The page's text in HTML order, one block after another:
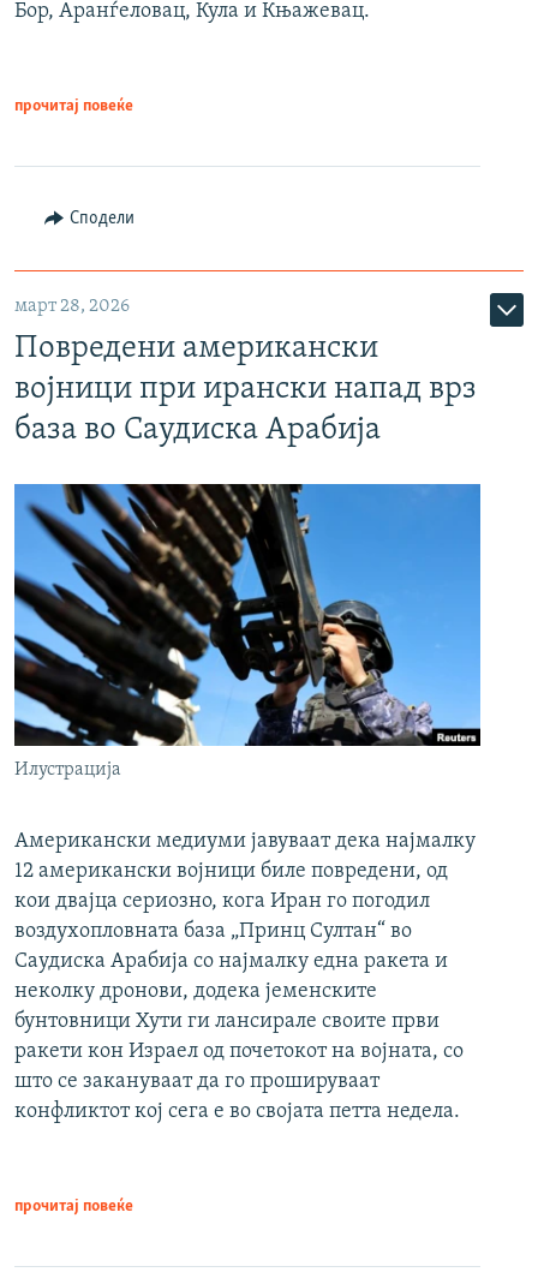
Бор, Аранѓеловац, Кула и Књажевац.
прочитај повеќе
Сподели
март 28, 2026
Повредени американски
војници при ирански напад врз
база во Саудиска Арабија
Илустрација
Американски медиуми јавуваат дека најмалку
12 американски војници биле повредени, од
кои двајца сериозно, кога Иран го погодил
воздухопловната база „Принц Султан“ во
Саудиска Арабија со најмалку една ракета и
неколку дронови, додека јеменските
бунтовници Хути ги лансирале своите први
ракети кон Израел од почетокот на војната, со
што се закануваат да го прошируваат
конфликтот кој сега е во својата петта недела.
прочитај повеќе